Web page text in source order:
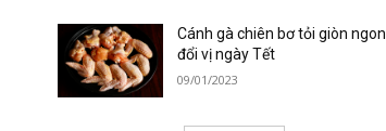
Cánh gà chiên bơ tỏi giòn ngon
đổi vị ngày Tết
09/01/2023